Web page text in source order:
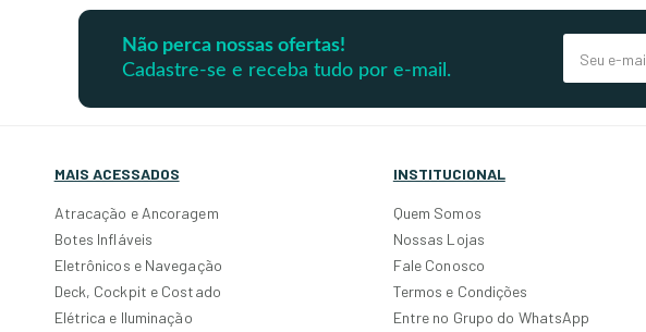
Não perca nossas ofertas!
Cadastre-se e receba tudo por e-mail.
MAIS ACESSADOS
Atracação e Ancoragem
Botes Infláveis
Eletrônicos e Navegação
Deck, Cockpit e Costado
Elétrica e Iluminação
INSTITUCIONAL
Quem Somos
Nossas Lojas
Fale Conosco
Termos e Condições
Entre no Grupo do WhatsApp